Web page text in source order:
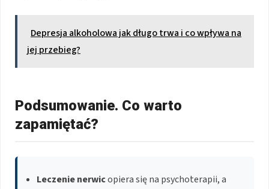
Depresja alkoholowa jak długo trwa i co wpływa na
jej przebieg?
Podsumowanie. Co warto
zapamiętać?
Leczenie nerwicopiera się na psychoterapii, a